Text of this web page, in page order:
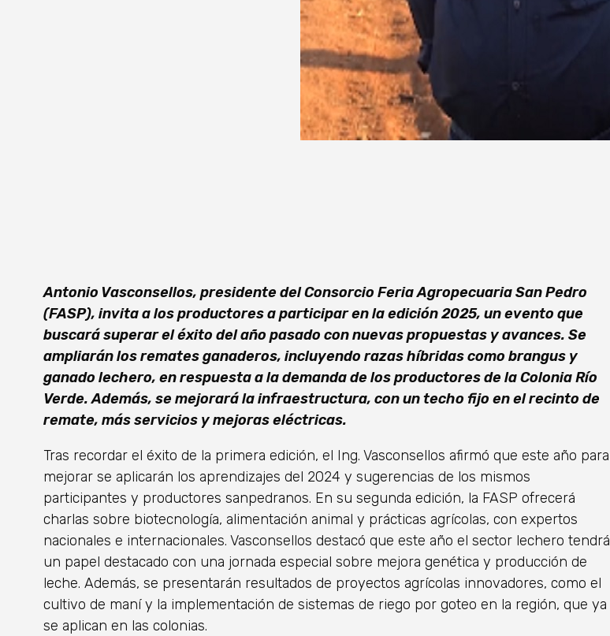
Antonio Vasconsellos, presidente del Consorcio Feria Agropecuaria San Pedro
(FASP), invita a los productores a participar en la edición 2025, un evento que
buscará superar el éxito del año pasado con nuevas propuestas y avances. Se
ampliarán los remates ganaderos, incluyendo razas híbridas como brangus y
ganado lechero, en respuesta a la demanda de los productores de la Colonia Río
Verde. Además, se mejorará la infraestructura, con un techo fijo en el recinto de
remate, más servicios y mejoras eléctricas.
Tras recordar el éxito de la primera edición, el Ing. Vasconsellos afirmó que este año para
mejorar se aplicarán los aprendizajes del 2024 y sugerencias de los mismos
participantes y productores sanpedranos. En su segunda edición, la FASP ofrecerá
charlas sobre biotecnología, alimentación animal y prácticas agrícolas, con expertos
nacionales e internacionales. Vasconsellos destacó que este año el sector lechero tendrá
un papel destacado con una jornada especial sobre mejora genética y producción de
leche. Además, se presentarán resultados de proyectos agrícolas innovadores, como el
cultivo de maní y la implementación de sistemas de riego por goteo en la región, que ya
se aplican en las colonias.